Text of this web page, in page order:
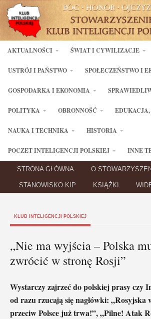
AKTUALNOŚCI ŚWIAT I CYWILIZACJE
USTRÓJ I PAŃSTWO SPOŁECZEŃSTWO I
GOSPODARKA I EKONOMIA
POLITYKA OBRONNOŚĆ
NAUKA I TECHNIKA HISTORIA
POCZET INTELIGENCJI POLSKIEJ INNE
STRONA GŁÓWNA O
STANOWISKO KIP KSIĄŻKI
KLUB INTELIGENCJI POLSKIEJ
„Nie ma wyjścia – Polska
zwrócić w stronę Rosji”
Wystarczy zajrzeć do polskiej prasy czy
od razu rzucają się nagłówki: „Rosyjska
przeciw Polsce już trwa!”, „Pilne! Atak